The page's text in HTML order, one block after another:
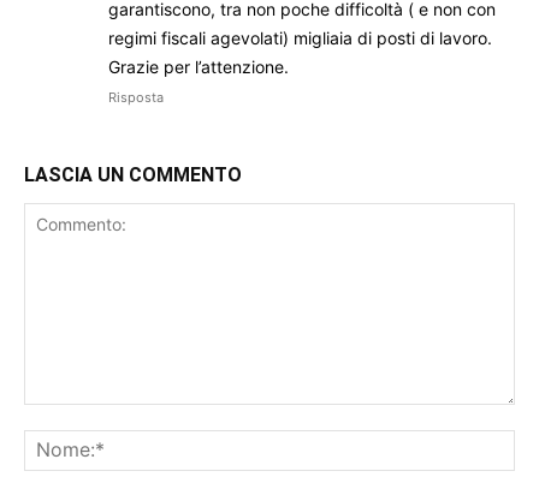
garantiscono, tra non poche difficoltà ( e non con
regimi fiscali agevolati) migliaia di posti di lavoro.
Grazie per l’attenzione.
Risposta
LASCIA UN COMMENTO